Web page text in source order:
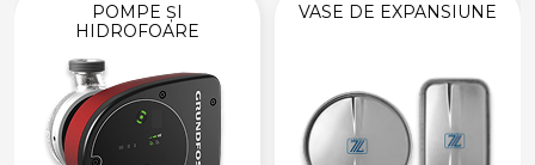
POMPE ȘI
HIDROFOARE
VASE DE EXPANSIUNE